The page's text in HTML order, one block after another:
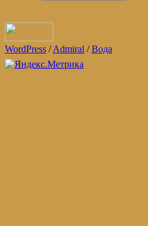
WordPress /Admiral /Вода